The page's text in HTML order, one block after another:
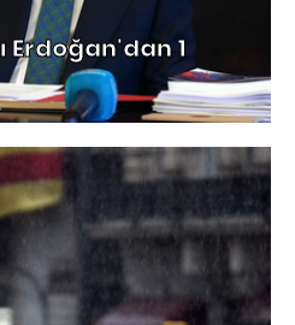
Erdoğan'dan 1